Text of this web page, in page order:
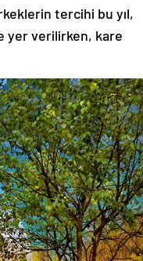
tercihi bu yıl,
yer verilirken, kare